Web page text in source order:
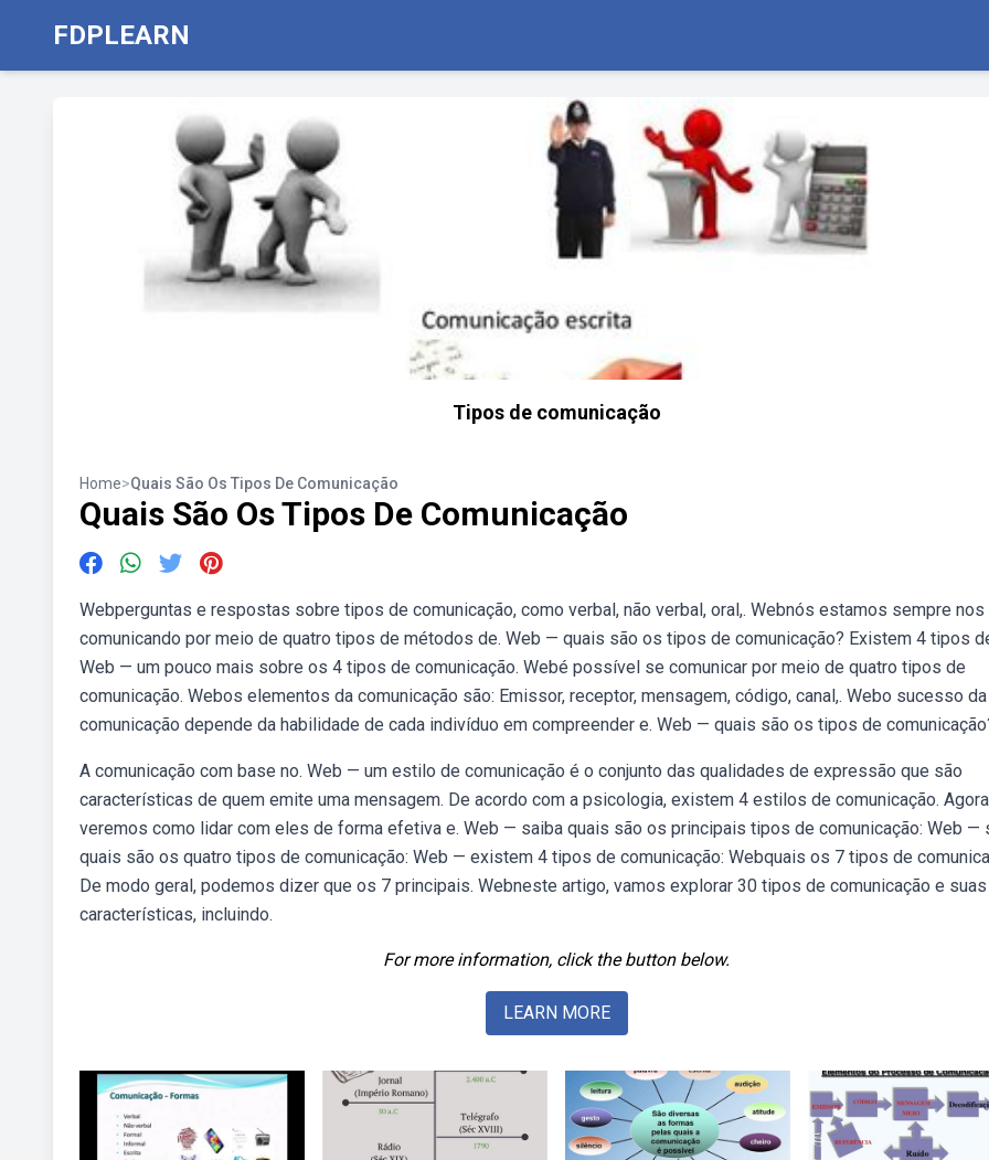
FDPLEARN
Tipos de comunicação
Home>Quais São Os Tipos De Comunicação
Quais São Os Tipos De Comunicação
Webperguntas e respostas sobre tipos de comunicação, como verbal, não verbal, oral,. Webnós estamos sempre nos
comunicando por meio de quatro tipos de métodos de. Web — quais são os tipos de comunicação? Existem 4 tipos
Web — um pouco mais sobre os 4 tipos de comunicação. Webé possível se comunicar por meio de quatro tipos de
comunicação. Webos elementos da comunicação são: Emissor, receptor, mensagem, código, canal,. Webo sucesso da
comunicação depende da habilidade de cada indivíduo em compreender e. Web — quais são os tipos de
A comunicação com base no. Web — um estilo de comunicação é o conjunto das qualidades de expressão que são
características de quem emite uma mensagem. De acordo com a psicologia, existem 4 estilos de comunicação.
veremos como lidar com eles de forma efetiva e. Web — saiba quais são os principais tipos de comunicação: Web —
quais são os quatro tipos de comunicação: Web — existem 4 tipos de comunicação: Webquais os 7 tipos de
De modo geral, podemos dizer que os 7 principais. Webneste artigo, vamos explorar 30 tipos de comunicação e suas
características, incluindo.
For more information, click the button below.
LEARN MORE